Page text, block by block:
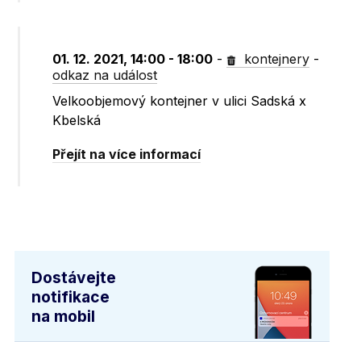
01. 12. 2021, 14:00 - 18:00 - kontejnery -
odkaz na událost
Velkoobjemový kontejner v ulici Sadská x
Kbelská
Přejít na více informací
Dostávejte
notifikace
na mobil